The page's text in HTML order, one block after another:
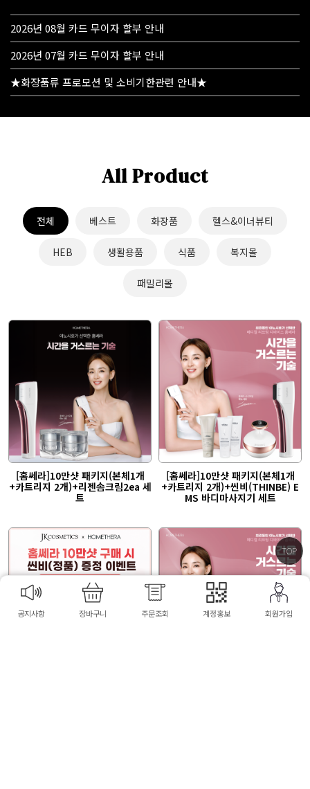
2026년 08월 카드 무이자 할부 안내
2026년 07월 카드 무이자 할부 안내
★화장품류 프로모션 및 소비기한관련 안내★
All Product
전체 베스트 화장품 헬스&이너뷰티
HEB 생활용품 식품 복지몰
패밀리몰
[홈쎄라]10만샷 패키지(본체1개
+카트리지 2개)+리젠솜크림2ea 세
트
[홈쎄라]10만샷 패키지(본체1개
+카트리지 2개)+씬비(THINBE) E
MS 바디마사지기 세트
공지사항 장바구니 주문조회 계정홍보 회원가입
TOP